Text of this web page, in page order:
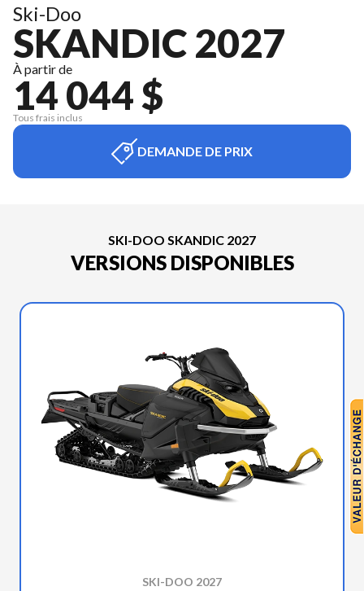
Ski-Doo
SKANDIC 2027
À partir de
14 044 $
Tous frais inclus
DEMANDE DE PRIX
SKI-DOO SKANDIC 2027
VERSIONS DISPONIBLES
SKI-DOO 2027